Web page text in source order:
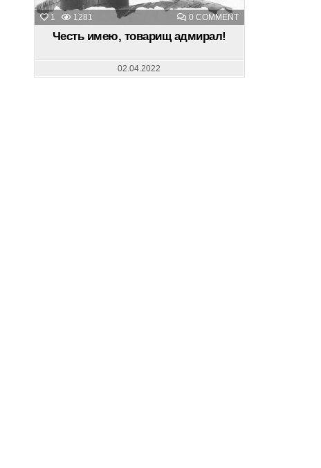
1 1281 0 COMMENTON
ЧЕСТЬ
Честь имею, товарищ адмирал!
02.04.2022